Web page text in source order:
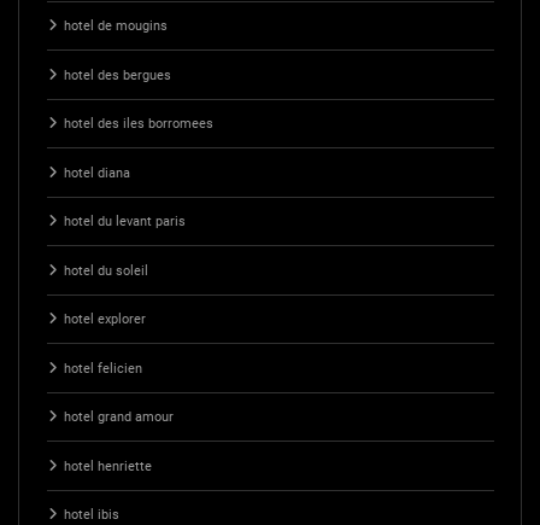
hotel de mougins
hotel des bergues
hotel des iles borromees
hotel diana
hotel du levant paris
hotel du soleil
hotel explorer
hotel felicien
hotel grand amour
hotel henriette
hotel ibis